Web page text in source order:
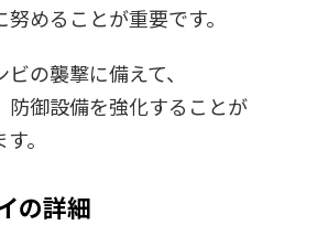
めることが重要です。
の襲撃に備えて、
防御設備を強化することが
。
の詳細